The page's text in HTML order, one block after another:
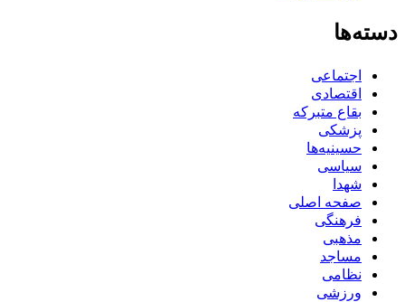
دسته‌ها
اجتماعی
اقتصادی
بقاع متبرکه
پزشکی
حسینیه‌ها
سیاسی
شهدا
صفحه اصلی
فرهنگی
مذهبی
مساجد
نظامی
ورزشی